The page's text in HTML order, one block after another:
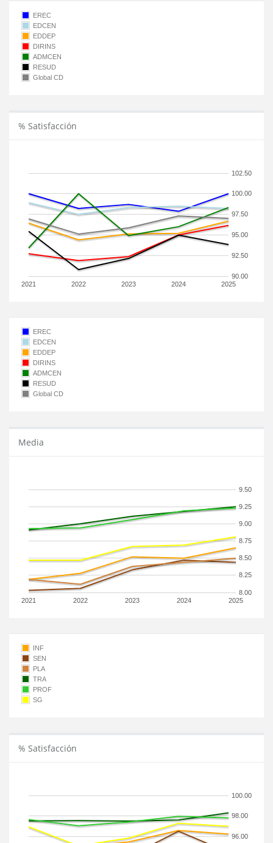
EREC
EDCEN
EDDEP
DIRINS
ADMCEN
RESUD
Global CD
% Satisfacción
2021 2022 2023 2024 2025
90.00
92.50
95.00
97.50
100.00
102.50
EREC
EDCEN
EDDEP
DIRINS
ADMCEN
RESUD
Global CD
Media
2021 2022 2023 2024 2025
8.00
8.25
8.50
8.75
9.00
9.25
9.50
INF
SEN
PLA
TRA
PROF
SG
% Satisfacción
96.00
98.00
100.00